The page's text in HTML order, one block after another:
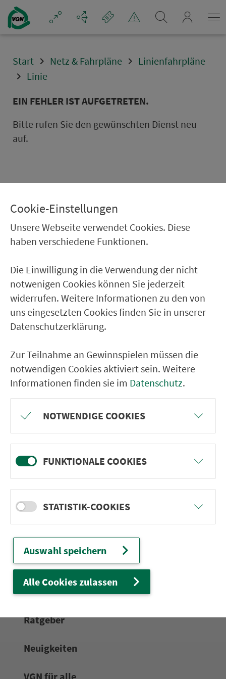
Navigation überspringen
Start Netz & Fahrpläne
Linienfahrpläne
Linie
EIN FEHLER IST AUFGETRETEN.
Bitte rufen Sie den gewünschten Dienst neu
auf.
Ver­kehrs­ver­bund Groß­raum
22.000 Qua­drat­ki­lo­me­ter. 130 Ver­kehrs­un­
ter­neh­men. 1.100 Linien. Eine Fahr­kar­te.
Ver­bin­dungen
Abfahrten
Tickets & Preise
Fahr­plan­ände­rungen
Wir sind für Sie da:
24h-Ser­vice­te­le­fon:
0911 27075-99
Zum Kon­taktformular
Netz & Fahrpläne
Frei­zeit-Tipps
Service
Rat­ge­ber
Neuigkeiten
VGN für alle
Cookie-Einstellungen
Unsere Webseite verwendet Cookies. Diese
haben verschiedene Funktionen.
Die Einwilligung in die Verwendung der nicht
notwenigen Cookies können Sie jederzeit
widerrufen. Weitere Informationen zu den von
uns eingesetzten Cookies finden Sie in unserer
Datenschutzerklärung.
Zur Teilnahme an Gewinnspielen müssen die
notwendigen Cookies aktiviert sein. Weitere
Informationen finden sie im Datenschutz.
NOTWENDIGE COOKIES
FUNKTIONALE COOKIES
STATISTIK-COOKIES
Auswahl speichern
Alle Cookies zulassen